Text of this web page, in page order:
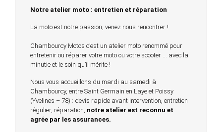
Notre atelier moto : entretien et réparation
La moto est notre passion, venez nous rencontrer !
Chambourcy Motos c’est un atelier moto renommé pour
entretenir ou réparer votre moto ou votre scooter … avec la
minutie et le soin qu’il mérite !
Nous vous accueillons du mardi au samedi à
Chambourcy, entre Saint Germain en Laye et Poissy
(Yvelines – 78) : devis rapide avant intervention, entretien
régulier, réparation, notre atelier est reconnu et
agrée par les assurances.